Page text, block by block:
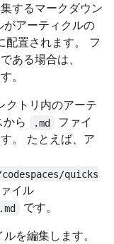
するマークダウン
アーティクルの
配置されます。 フ
ある場合は、
。
クトリ内のアーテ
ら
.md
ファイ
。 たとえば、ア
quicks
イル
です。
を編集します。